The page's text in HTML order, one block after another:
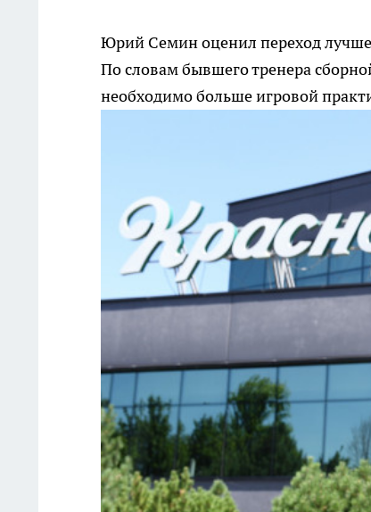
Юрий Семин оценил переход
По словам бывшего тренера
необходимо больше игровой